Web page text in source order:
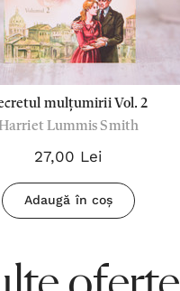
mulțumirii Vol. 2
Lummis Smith
27,00 Lei
Adaugă în coș